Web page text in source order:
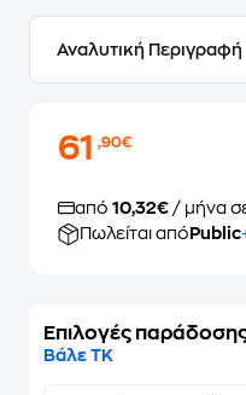
Αναλυτική Περιγραφή
61,90€
από 10,32€ / μήνα
Πωλείται από Public
Επιλογές
Βάλε ΤΚ